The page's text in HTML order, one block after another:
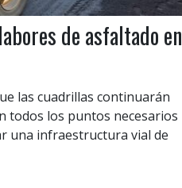
de asfaltado en
las cuadrillas continuarán
todos los puntos necesarios
una infraestructura vial de